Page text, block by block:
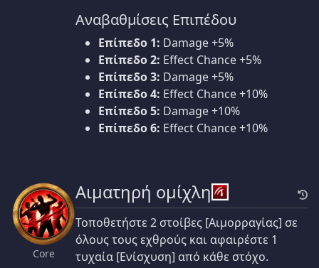
Αναβαθμίσεις Επιπέδου
Επίπεδο 1: Damage +5%
Επίπεδο 2: Effect Chance +5%
Επίπεδο 3: Damage +5%
Επίπεδο 4: Effect Chance +10%
Επίπεδο 5: Damage +10%
Επίπεδο 6: Effect Chance +10%
Core
Αιματηρή ομίχλη
Τοποθετήστε 2 στοίβες [Αιμορραγίας] σε
όλους τους εχθρούς και αφαιρέστε 1
τυχαία [Ενίσχυση] από κάθε στόχο.